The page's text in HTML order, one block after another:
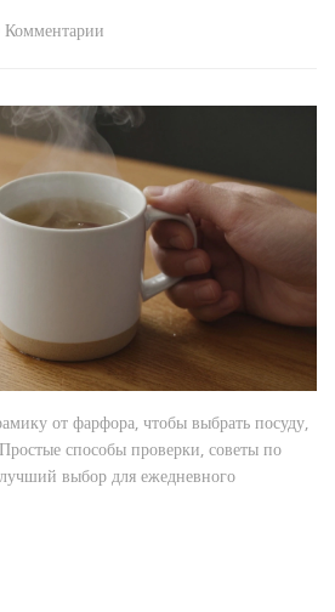
Комментарии
от фарфора, чтобы выбрать посуду,
способы проверки, советы по
выбор для ежедневного